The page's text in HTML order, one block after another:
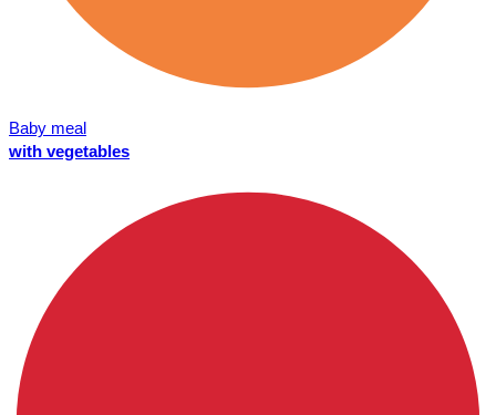
Baby meal
with vegetables